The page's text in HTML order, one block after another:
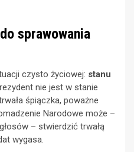
sprawowania
czysto życiowej: stanu
nie jest w stanie
śpiączka, poważne
Narodowe może –
– stwierdzić trwałą
wygasa.